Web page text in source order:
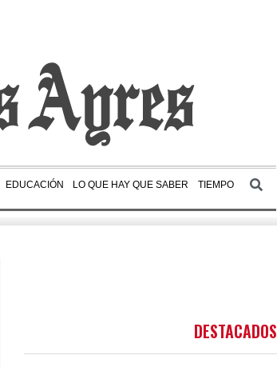
EDUCACIÓN LO QUE HAY QUE SABER TIEMPO
DESTACADOS